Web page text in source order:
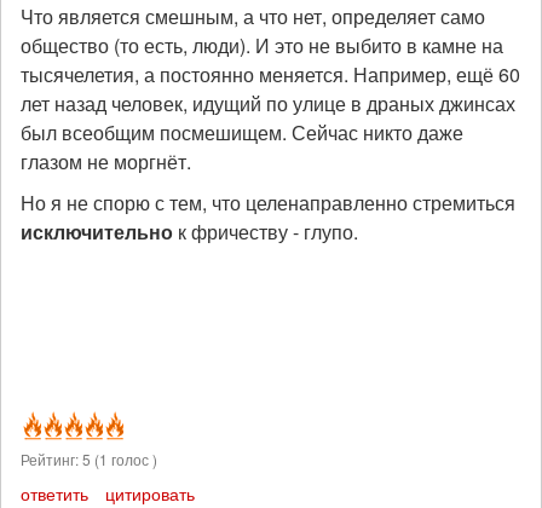
Что является смешным, а что нет, определяет само
общество (то есть, люди). И это не выбито в камне на
тысячелетия, а постоянно меняется. Например, ещё 60
лет назад человек, идущий по улице в драных джинсах
был всеобщим посмешищем. Сейчас никто даже
глазом не моргнёт.
Но я не спорю с тем, что целенаправленно стремиться
исключительно к фричеству - глупо.
Рейтинг:5 (1 голос )
ответить цитировать